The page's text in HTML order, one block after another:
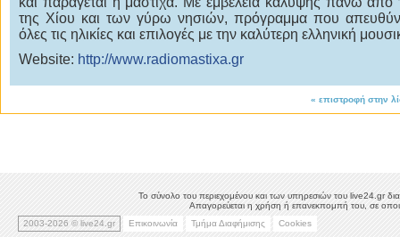
της Χίου και των γύρω νησιών, πρόγραμμα που
όλες τις ηλικίες και επιλογές με την καλύτερη ελληνική
Website: http://www.radiomastixa.gr
« επιστροφή στην
Το σύνολο του περιεχομένου και των υπηρεσιών του live24.gr
Απαγορεύεται η χρήση ή επανεκπομπή του, σε
2003-2026 © live24.gr
Επικοινωνία Τμήμα Διαφήμισης Cookies